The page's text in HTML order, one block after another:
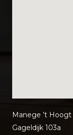
Manege ’t Hoogt
Gageldijk 103a